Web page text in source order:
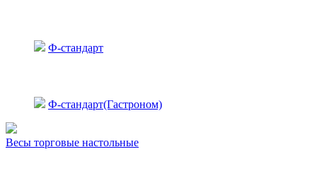
Ф-стандарт
Ф-стандарт(Гастроном)
Весы торговые настольные